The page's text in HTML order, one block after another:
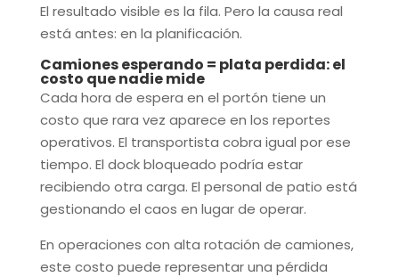
El resultado visible es la fila. Pero la causa real
está antes: en la planificación.
Camiones esperando = plata perdida: el
costo que nadie mide
Cada hora de espera en el portón tiene un
costo que rara vez aparece en los reportes
operativos. El transportista cobra igual por ese
tiempo. El dock bloqueado podría estar
recibiendo otra carga. El personal de patio está
gestionando el caos en lugar de operar.
En operaciones con alta rotación de camiones,
este costo puede representar una pérdida